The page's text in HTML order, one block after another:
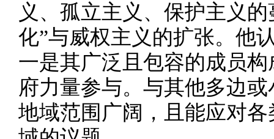
义、孤立主义、保护主义
化”与威权主义的扩张。他
一是其广泛且包容的成员
府力量参与。与其他多边
地域范围广阔，且能应对